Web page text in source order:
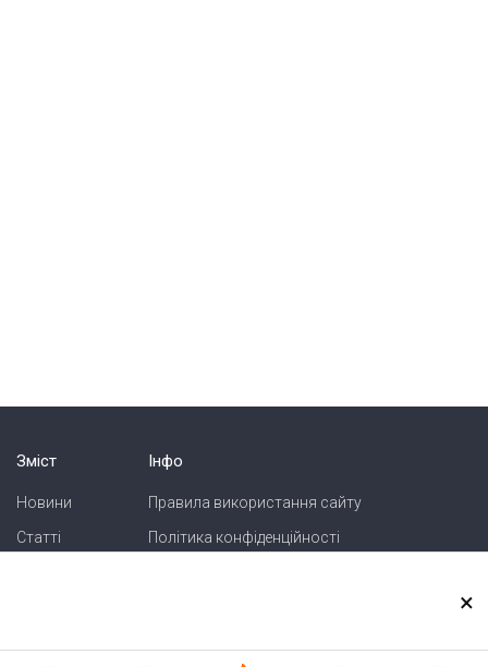
Зміст
Новини
Статті
Інфо
Правила використання сайту
Політика конфіденційності
×